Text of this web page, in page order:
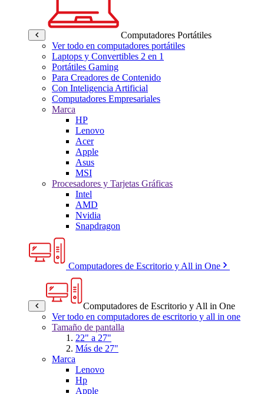
Computadores Portátiles
Ver todo en computadores portátiles
Laptops y Convertibles 2 en 1
Portátiles Gaming
Para Creadores de Contenido
Con Inteligencia Artificial
Computadores Empresariales
Marca
HP
Lenovo
Acer
Apple
Asus
MSI
Procesadores y Tarjetas Gráficas
Intel
AMD
Nvidia
Snapdragon
Computadores de Escritorio y All in One
Computadores de Escritorio y All in One
Ver todo en computadores de escritorio y all in one
Tamaño de pantalla
22" a 27"
Más de 27"
Marca
Lenovo
Hp
Apple